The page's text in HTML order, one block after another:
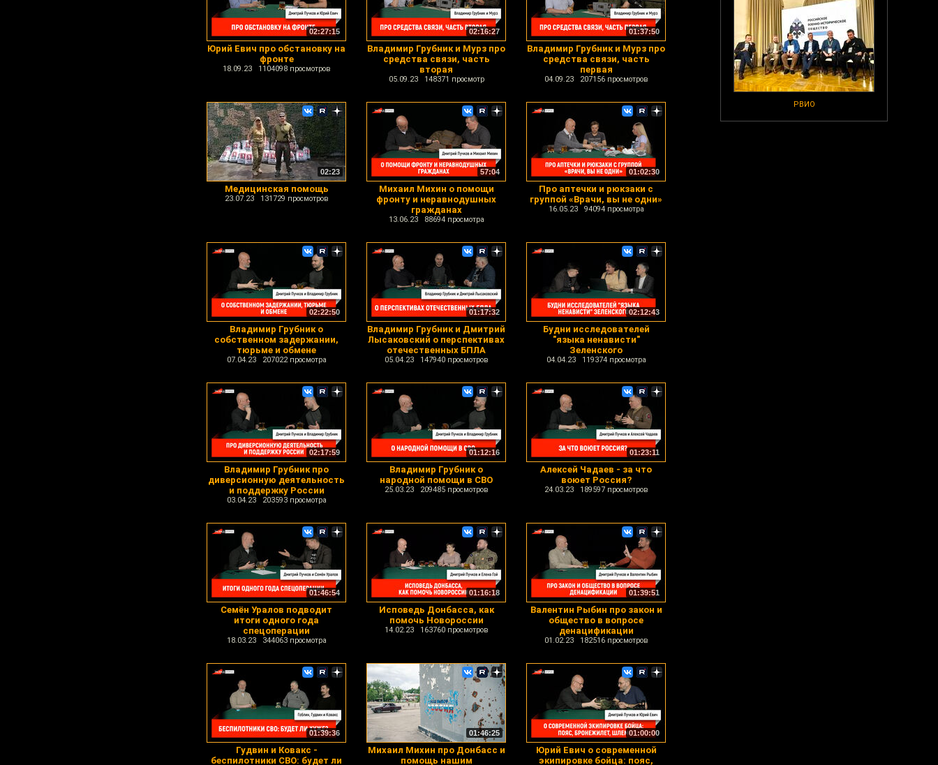
РВИО
02:27:15
Юрий Евич про обстановку на
фронте
18.09.23 1104098 просмотров
02:16:27
Владимир Грубник и Мурз про
средства связи, часть
вторая
05.09.23 148371 просмотр
01:37:50
Владимир Грубник и Мурз про
средства связи, часть
первая
04.09.23 207156 просмотров
02:23
Медицинская помощь
23.07.23 131729 просмотров
57:04
Михаил Михин о помощи
фронту и неравнодушных
гражданах
13.06.23 88694 просмотра
01:02:30
Про аптечки и рюкзаки с
группой «Врачи, вы не одни»
16.05.23 94094 просмотра
02:22:50
Владимир Грубник о
собственном задержании,
тюрьме и обмене
07.04.23 207022 просмотра
01:17:32
Владимир Грубник и Дмитрий
Лысаковский о перспективах
отечественных БПЛА
05.04.23 147940 просмотров
02:12:43
Будни исследователей
"языка ненависти"
Зеленского
04.04.23 119374 просмотра
02:17:59
Владимир Грубник про
диверсионную деятельность
и поддержку России
03.04.23 203593 просмотра
01:12:16
Владимир Грубник о
народной помощи в СВО
25.03.23 209485 просмотров
01:23:11
Алексей Чадаев - за что
воюет Россия?
24.03.23 189597 просмотров
01:46:54
Семён Уралов подводит
итоги одного года
спецоперации
18.03.23 344063 просмотра
01:16:18
Исповедь Донбасса, как
помочь Новороссии
14.02.23 163760 просмотров
01:39:51
Валентин Рыбин про закон и
общество в вопросе
денацификации
01.02.23 182516 просмотров
01:39:36
Гудвин и Ковакс -
беспилотники СВО: будет ли
01:46:25
Михаил Михин про Донбасс и
помощь нашим
01:00:00
Юрий Евич о современной
экипировке бойца: пояс,